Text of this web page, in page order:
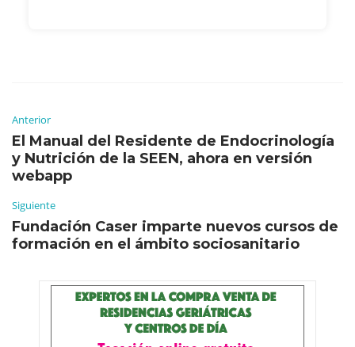
Anterior
El Manual del Residente de Endocrinología
y Nutrición de la SEEN, ahora en versión
webapp
Siguiente
Fundación Caser imparte nuevos cursos de
formación en el ámbito sociosanitario